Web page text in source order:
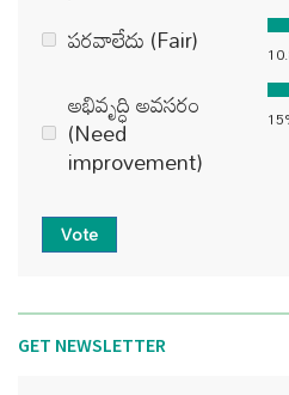
పరవాలేదు (Fair)
అభివృద్ధి అవసరం
(Need
improvement)
Vote
GET NEWSLETTER